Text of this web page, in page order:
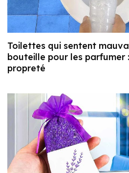
Toilettes qui sentent
bouteille pour les parfumer
propreté